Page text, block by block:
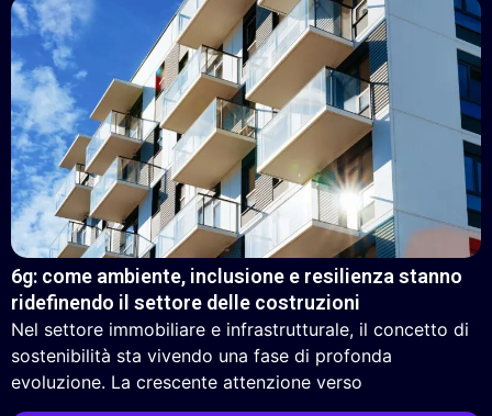
6g: come ambiente, inclusione e resilienza stanno
ridefinendo il settore delle costruzioni
Nel settore immobiliare e infrastrutturale, il concetto di
sostenibilità sta vivendo una fase di profonda
evoluzione. La crescente attenzione verso